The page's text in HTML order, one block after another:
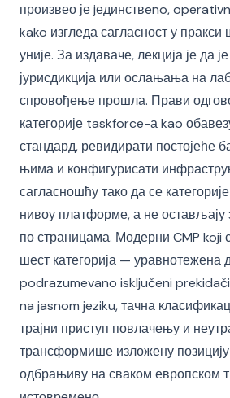
произвео је jединствeno,
kako изгледа сагласност у
уније. За издаваче, лекција је да
јурисдикција или ослањања на
спровођење прошла. Прави
категорије taskforce-а kao
стандард, ревидирати постојеће
њима и конфигурисати
сагласношћу тако да се
нивоу платформе, а не остављају
по страницама. Модерни CMP koji
шест категорија — уравнотежена
podrazumevano isključeni
na jasnom jeziku, тачна
трајни приступ повлачењу и
трансформише изложену
одбрањиву на сваком европском